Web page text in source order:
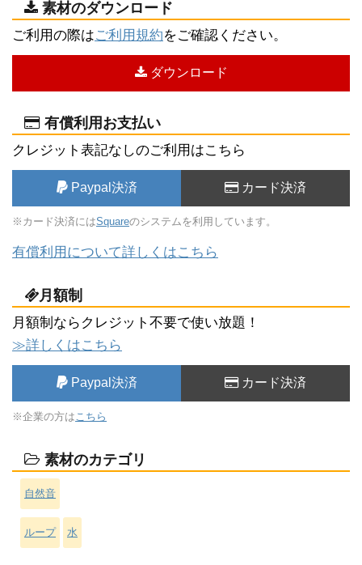
素材のダウンロード
ご利用の際はご利用規約をご確認ください。
ダウンロード
有償利用お支払い
クレジット表記なしのご利用はこちら
Paypal決済 カード決済
※カード決済にはSquareのシステムを利用しています。
有償利用について詳しくはこちら
月額制
月額制ならクレジット不要で使い放題！
≫詳しくはこちら
Paypal決済 カード決済
※企業の方は こちら
素材のカテゴリ
自然音
ループ 水